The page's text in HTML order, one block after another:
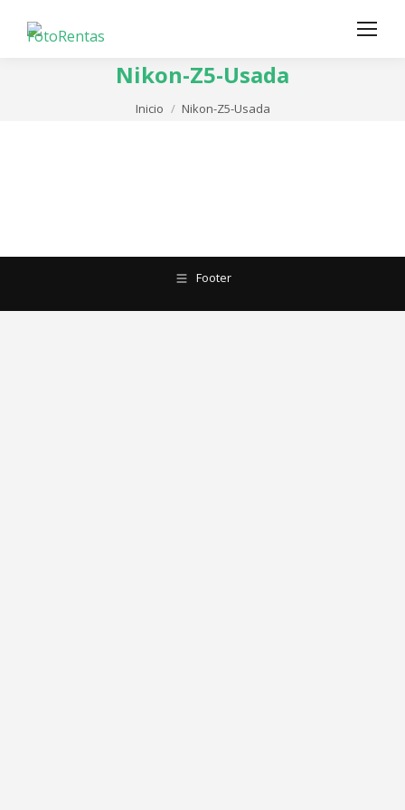
Nikon-Z5-Usada
Estás aquí:
Inicio Nikon-Z5-Usada
Footer